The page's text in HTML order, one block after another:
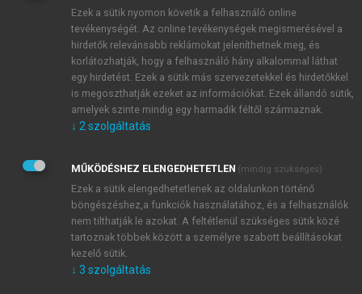
JELSZÓ ÚJRA
Kérek értesítést a MeRSZ újdonságairól, akcióiról.
Kérek értesítést az Akadémiai Kiadó Zrt. újdonságairól,
Adatkezelési tájékoztatóbanfoglaltakat tudomásul
veszem és elfogadom.
Általános vásárlási feltételeket, valamint a szotar.netés a
mersz.huoldalak licencszerződéseiben foglaltakat
tudomásul veszem és elfogadom.
KIPRÓBÁLOM
Ezek a sütik nyomon követik a felhasználó online
tevékenységét. Az online tevékenységek megismerésével a
hirdetők relevánsabb reklámokat jeleníthetnek meg, és
korlátozhatják, hogy a felhasználó hány alkalommal láthat
egy hirdetést. Ezek a sütik más szervezetekkel és hirdetőkkel
is megoszthatják ezeket az információkat. Ezek állandó sütik,
amelyek szinte mindig egy harmadik féltől származnak.
↓ 2 szolgáltatás
MŰKÖDÉSHEZ ELENGEDHETETLEN (mindig szükséges)
Ezek a sütik elengedhetetlenek az oldalunkon történő
böngészéshez,a funkciók használatához, és a felhasználók
nem tilthatják le azokat. A feltétlenül szükséges sütik közé
tartoznak többek között a személyre szabott beállításokat
kezelő sütik.
↓ 3 szolgáltatás